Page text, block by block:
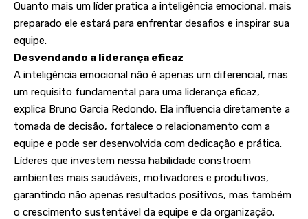
Quanto mais um líder pratica a inteligência emocional, mais
preparado ele estará para enfrentar desafios e inspirar sua
equipe.
Desvendando a liderança eficaz
A inteligência emocional não é apenas um diferencial, mas
um requisito fundamental para uma liderança eficaz,
explica Bruno Garcia Redondo. Ela influencia diretamente a
tomada de decisão, fortalece o relacionamento com a
equipe e pode ser desenvolvida com dedicação e prática.
Líderes que investem nessa habilidade constroem
ambientes mais saudáveis, motivadores e produtivos,
garantindo não apenas resultados positivos, mas também
o crescimento sustentável da equipe e da organização.